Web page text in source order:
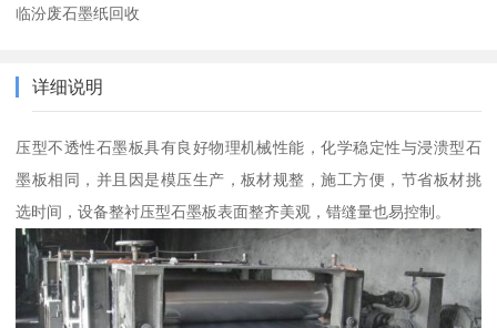
临汾废石墨纸回收
详细说明
压型不透性石墨板具有良好物理机械性能，化学稳定性与浸溃型石
墨板相同，并且因是模压生产，板材规整，施工方便，节省板材挑
选时间，设备整衬压型石墨板表面整齐美观，错缝量也易控制。